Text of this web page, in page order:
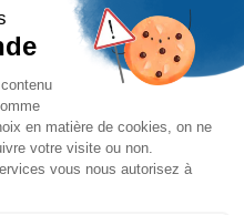
21,00
Ajouter au panier